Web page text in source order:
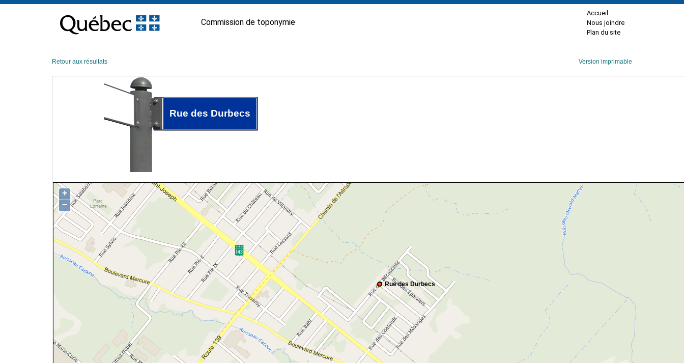
contenu
Commission de toponymie
Accueil
Nous joindre
Plan du site
Retour aux résultats Version imprimable
Rue des Durbecs
Rue des Durbecs
+
−